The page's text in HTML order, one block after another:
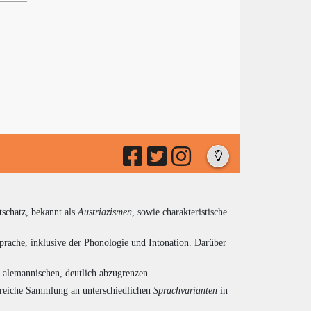
bekannt als Austriazismen , sowie charakteristische
inklusive der Phonologie und Intonation. Darüber
deutlich abzugrenzen.
Sammlung an unterschiedlichen Sprachvarianten in